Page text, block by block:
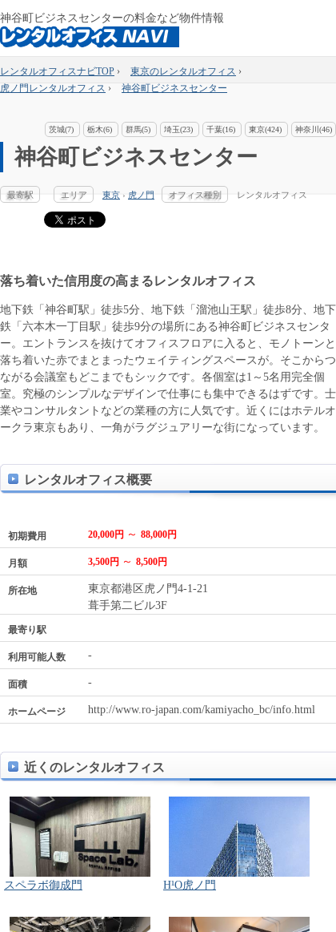
神谷町ビジネスセンターの料金など物件情報
レンタルオフィスナビTOP › 東京のレンタルオフィス ›
虎ノ門レンタルオフィス › 神谷町ビジネスセンター
茨城(7) 栃木(6) 群馬(5) 埼玉(23) 千葉(16) 東京(424) 神奈川(46)
神谷町ビジネスセンター
最寄駅 エリア 東京 › 虎ノ門 オフィス種別 レンタルオフィス
落ち着いた信用度の高まるレンタルオフィス
地下鉄「神谷町駅」徒歩5分、地下鉄「溜池山王駅」徒歩8分、地下
鉄「六本木一丁目駅」徒歩9分の場所にある神谷町ビジネスセンタ
ー。エントランスを抜けてオフィスフロアに入ると、モノトーンと
落ち着いた赤でまとまったウェイティングスペースが。そこからつ
ながる会議室もどこまでもシックです。各個室は1～5名用完全個
室。究極のシンプルなデザインで仕事にも集中できるはずです。士
業やコンサルタントなどの業種の方に人気です。近くにはホテルオ
ークラ東京もあり、一角がラグジュアリーな街になっています。
レンタルオフィス概要
初期費用 20,000円 ～ 88,000円
月額 3,500円 ～ 8,500円
所在地
東京都港区虎ノ門4-1-21
葺手第二ビル3F
最寄り駅
利用可能人数 -
面積 -
ホームページ http://www.ro-japan.com/kamiyacho_bc/info.html
近くのレンタルオフィス
スペラボ御成門 H¹O虎ノ門